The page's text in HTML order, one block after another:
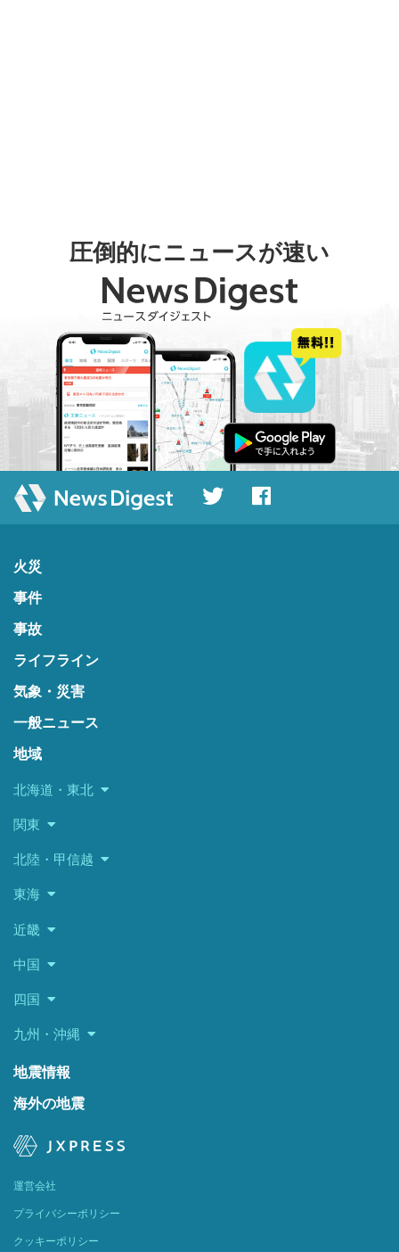
圧倒的にニュースが速い
火災
事件
事故
ライフライン
気象・災害
一般ニュース
地域
北海道・東北
関東
北陸・甲信越
東海
近畿
中国
四国
九州・沖縄
地震情報
海外の地震
運営会社
プライバシーポリシー
クッキーポリシー